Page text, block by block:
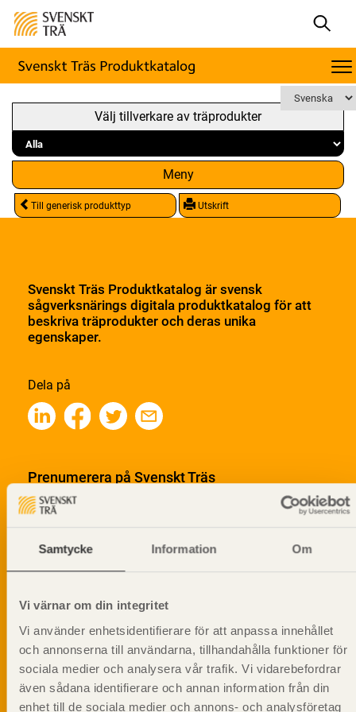
Samtycke Information Om
Vi värnar om din integritet
Vi använder enhetsidentifierare för att anpassa innehållet
och annonserna till användarna, tillhandahålla funktioner för
sociala medier och analysera vår trafik. Vi vidarebefordrar
även sådana identifierare och annan information från din
enhet till de sociala medier och annons- och analysföretag
Välj tillverkare av träprodukter
Meny
Till generisk produkttyp Utskrift
Svenskt Träs Produktkatalog är svensk
sågverksnärings digitala produktkatalog för att
beskriva träprodukter och deras unika
egenskaper.
Dela på
Prenumerera på Svenskt Träs
informationsutskick!